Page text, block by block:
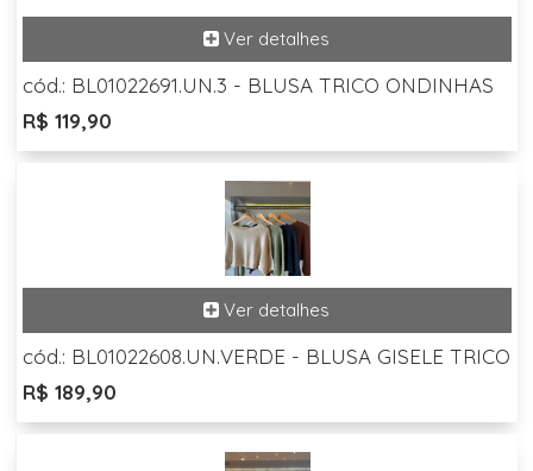
cód.: BL01022691.UN.3 - BLUSA TRICO ONDINHAS
R$ 119,90
cód.: BL01022608.UN.VERDE - BLUSA GISELE TRICO
R$ 189,90